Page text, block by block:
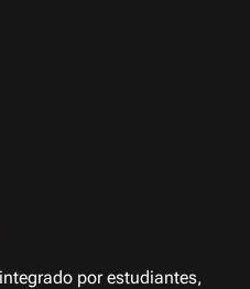
por estudiantes,